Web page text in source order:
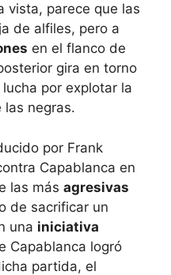
vista, parece que las
de alfiles, pero a
en el flanco de
gira en torno
lucha por explotar la
las negras.
por Frank
Capablanca en
las más agresivas
de sacrificar un
una iniciativa
Capablanca logró
partida, el